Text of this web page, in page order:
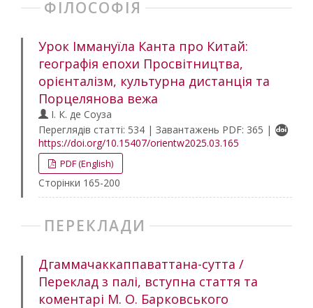
ФІЛОСОФІЯ
Урок Іммануїла Канта про Китай:
географія епохи Просвітництва,
орієнталізм, культурна дистанція та
Порцелянова вежа
І. К. де Соуза
Переглядів статті: 534 | Завантажень PDF: 365 |
https://doi.org/10.15407/orientw2025.03.165
PDF (English)
Сторінки 165-200
ПЕРЕКЛАДИ
Дгаммачаккаппаваттана-сутта /
Переклад з палі, вступна стаття та
коментарі М. О. Барковського